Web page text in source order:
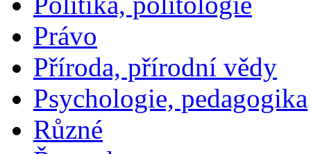
Právo
Příroda, přírodní vědy
Psychologie, pedagogika
Různé